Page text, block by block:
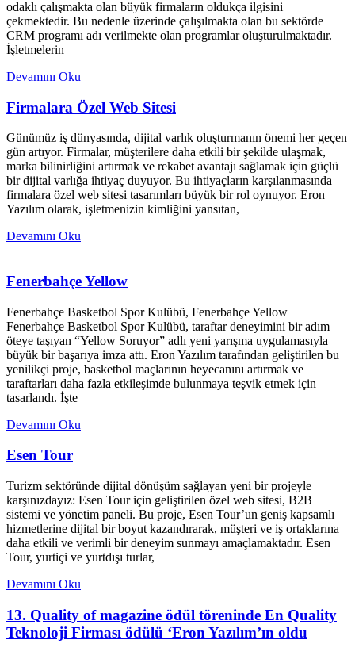
odaklı çalışmakta olan büyük firmaların oldukça ilgisini
çekmektedir. Bu nedenle üzerinde çalışılmakta olan bu sektörde
CRM programı adı verilmekte olan programlar oluşturulmaktadır.
İşletmelerin
Devamını Oku
Firmalara Özel Web Sitesi
Günümüz iş dünyasında, dijital varlık oluşturmanın önemi her geçen
gün artıyor. Firmalar, müşterilere daha etkili bir şekilde ulaşmak,
marka bilinirliğini artırmak ve rekabet avantajı sağlamak için güçlü
bir dijital varlığa ihtiyaç duyuyor. Bu ihtiyaçların karşılanmasında
firmalara özel web sitesi tasarımları büyük bir rol oynuyor. Eron
Yazılım olarak, işletmenizin kimliğini yansıtan,
Devamını Oku
Fenerbahçe Yellow
Fenerbahçe Basketbol Spor Kulübü, Fenerbahçe Yellow |
Fenerbahçe Basketbol Spor Kulübü, taraftar deneyimini bir adım
öteye taşıyan “Yellow Soruyor” adlı yeni yarışma uygulamasıyla
büyük bir başarıya imza attı. Eron Yazılım tarafından geliştirilen bu
yenilikçi proje, basketbol maçlarının heyecanını artırmak ve
taraftarları daha fazla etkileşimde bulunmaya teşvik etmek için
tasarlandı. İşte
Devamını Oku
Esen Tour
Turizm sektöründe dijital dönüşüm sağlayan yeni bir projeyle
karşınızdayız: Esen Tour için geliştirilen özel web sitesi, B2B
sistemi ve yönetim paneli. Bu proje, Esen Tour’un geniş kapsamlı
hizmetlerine dijital bir boyut kazandırarak, müşteri ve iş ortaklarına
daha etkili ve verimli bir deneyim sunmayı amaçlamaktadır. Esen
Tour, yurtiçi ve yurtdışı turlar,
Devamını Oku
13. Quality of magazine ödül töreninde En Quality
Teknoloji Firması ödülü ‘Eron Yazılım’ın oldu